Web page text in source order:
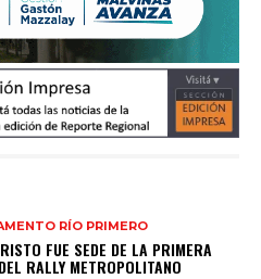
RÍO PRIMERO
FUE SEDE DE LA PRIMERA
RALLY METROPOLITANO